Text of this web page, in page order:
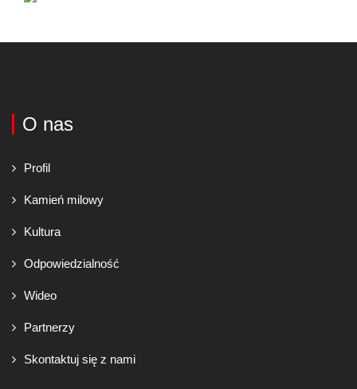
O nas
Profil
Kamień milowy
Kultura
Odpowiedzialność
Wideo
Partnerzy
Skontaktuj się z nami